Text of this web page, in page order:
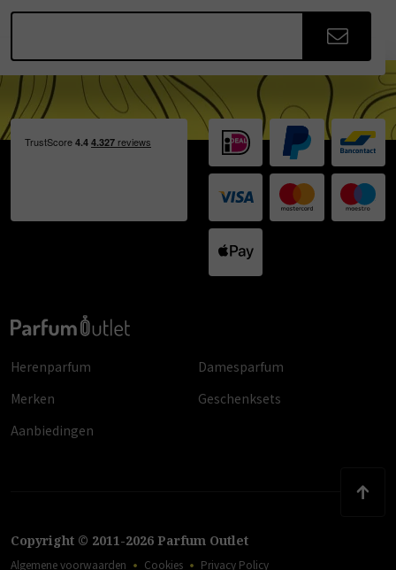
Herenparfum
Damesparfum
Merken
Geschenksets
Aanbiedingen
Copyright © 2011-2026 Parfum Outlet
Algemene voorwaarden Cookies Privacy Policy